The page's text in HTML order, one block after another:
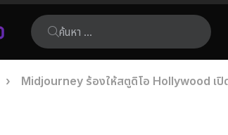
ค้นหา:
Midjourney ร้องให้สตูดิโอ Hollywood เปิ